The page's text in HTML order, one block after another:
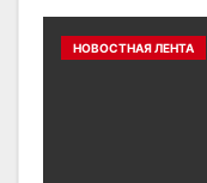
НОВОСТНАЯ ЛЕНТА